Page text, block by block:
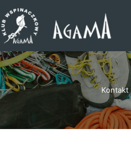
do
treści
Kontakt